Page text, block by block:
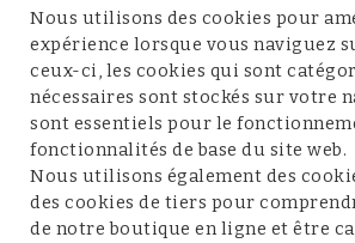
À propos de nous
Service client
Nous utilisons des cookies pour
expérience lorsque vous naviguez
ceux-ci, les cookies qui sont
nécessaires sont stockés sur votre
sont essentiels pour le
fonctionnalités de base du site web.
Nous utilisons également des
des cookies de tiers pour
de notre boutique en ligne et être